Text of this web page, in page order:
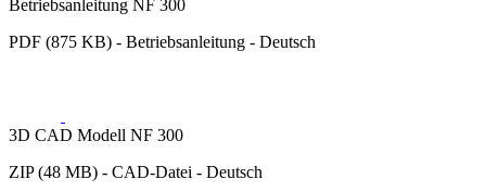
Betriebsanleitung NF 300
PDF (875 KB) - Betriebsanleitung - Deutsch
3D CAD Modell NF 300
ZIP (48 MB) - CAD-Datei - Deutsch